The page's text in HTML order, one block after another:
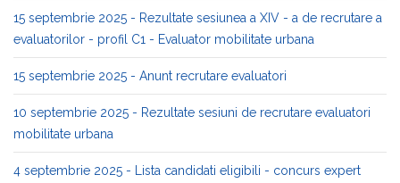
15 septembrie 2025 - Rezultate sesiunea a XIV - a de recrutare a
evaluatorilor - profil C1 - Evaluator mobilitate urbana
15 septembrie 2025 - Anunt recrutare evaluatori
10 septembrie 2025 - Rezultate sesiuni de recrutare evaluatori
mobilitate urbana
4 septembrie 2025 - Lista candidati eligibili - concurs expert